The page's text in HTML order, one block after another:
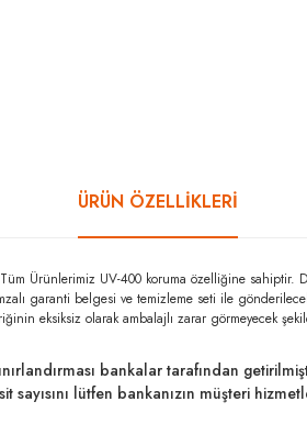
ÜRÜN ÖZELLİKLERİ
Ürünlerimiz UV-400 koruma özelliğine sahiptir.
garanti belgesi ve temizleme seti ile
eksiksiz olarak ambalajlı zarar görmeyecek
bankalar tarafından
sayısını lütfen bankanızın müşteri